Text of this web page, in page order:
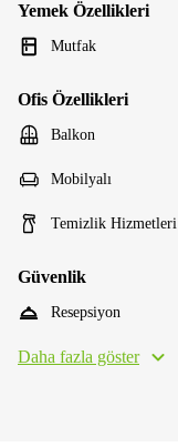
Yemek Özellikleri
Mutfak
Ofis Özellikleri
Balkon
Mobilyalı
Temizlik Hizmetleri
Güvenlik
Resepsiyon
Daha fazla göster